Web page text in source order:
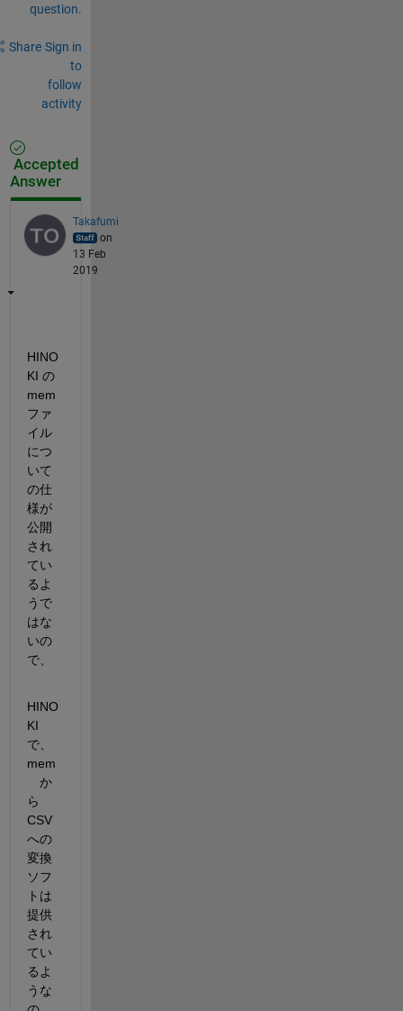
question.
Share Sign in
to
follow
activity
Accepted
Answer
Takafumi
on
13 Feb
2019
HINO
KI の
mem
ファ
イル
につ
いて
の仕
様が
公開
され
てい
るよ
うで
はな
いの
で、
HINO
KI
で、
mem
か
ら
CSV
への
変換
ソフ
トは
提供
され
てい
るよ
うな